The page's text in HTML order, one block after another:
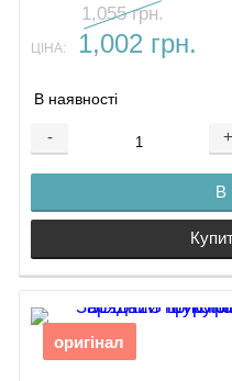
1,055 грн.
ЦІНА: 1,002 грн.
В наявності
- +
В
оригінал